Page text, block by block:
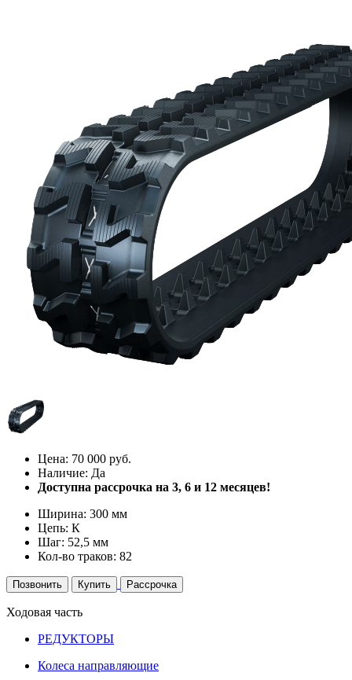
Цена: 70 000 руб.
Наличие: Да
Доступна рассрочка на 3, 6 и 12 месяцев!
Ширина: 300 мм
Цепь: К
Шаг: 52,5 мм
Кол-во траков: 82
Позвонить Купить Рассрочка
Ходовая часть
РЕДУКТОРЫ
Колеса направляющие